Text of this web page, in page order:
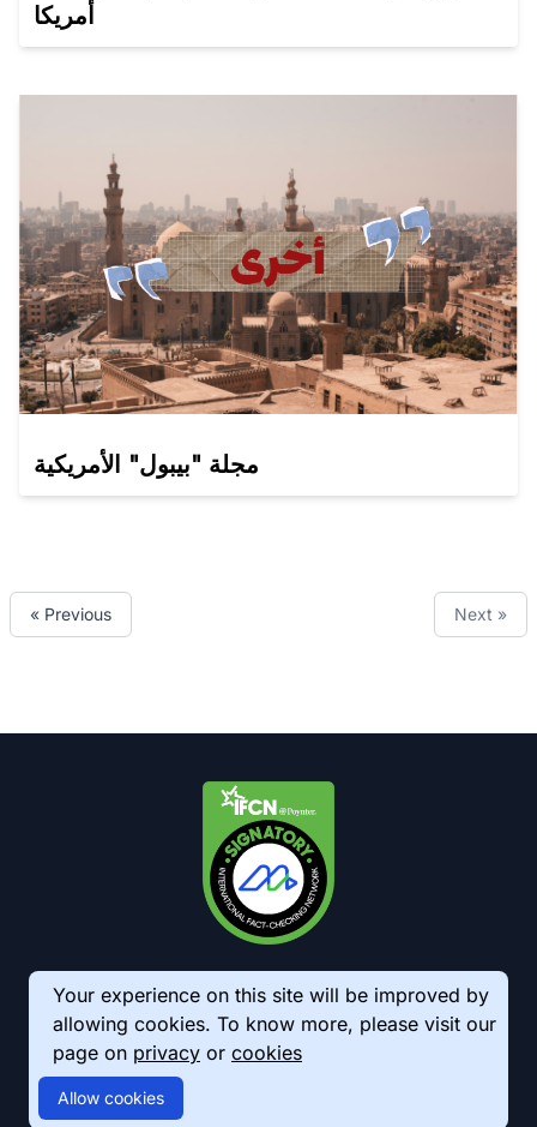
أمريكا
مجلة "بيبول" الأمريكية
« Previous Next »
Your experience on this site will be improved by
allowing cookies. To know more, please visit our
page on privacy or cookies
Allow cookies
© 2026 AkhbarMeter. All Rights Reserved